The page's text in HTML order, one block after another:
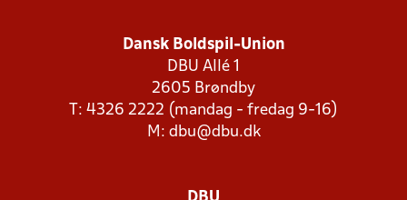
Dansk Boldspil-Union
DBU Allé 1
2605 Brøndby
T: 4326 2222 (mandag - fredag 9-16)
M: dbu@dbu.dk